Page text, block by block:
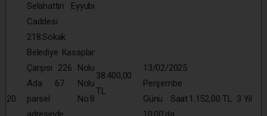
20
Selahattin Eyyubi
Caddesi
218.Sokak
Belediye Kasaplar
Çarşısı 226 Nolu
Ada 67 Nolu
parsel No:8
38.400,00
TL
13/02/2025
Perşembe
Günü Saat 1.152,00 TL 3 Yıl